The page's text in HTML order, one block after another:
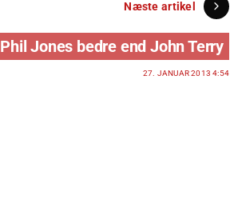
Næste artikel
Phil Jones bedre end John Terry
27. JANUAR 2013 4:54